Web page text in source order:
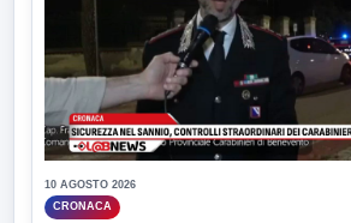
10 AGOSTO 2026
CRONACA